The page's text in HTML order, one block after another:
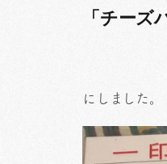
「チーズ
にしました。